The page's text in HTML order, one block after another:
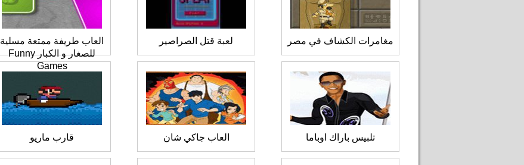
مغامرات الكشاف في مصر لعبة قتل الصراصير
العاب طريفة ممتعة مسلية
للصغار و الكبار Funny
Games
تلبيس باراك اوباما العاب جاكي شان قارب ماريو